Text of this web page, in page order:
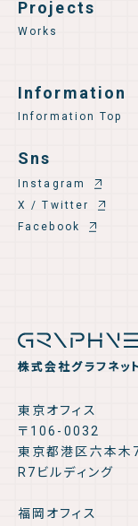
株式会社グラフネッ
東京オフィス
〒106-0032
東京都港区六本
R7ビルディング
福岡オフィス
Projects
Works
Information
Information Top
Sns
Instagram
X / Twitter
Facebook